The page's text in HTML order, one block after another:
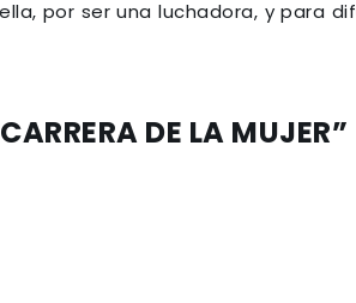
por ser una luchadora, y para
DE LA MUJER”